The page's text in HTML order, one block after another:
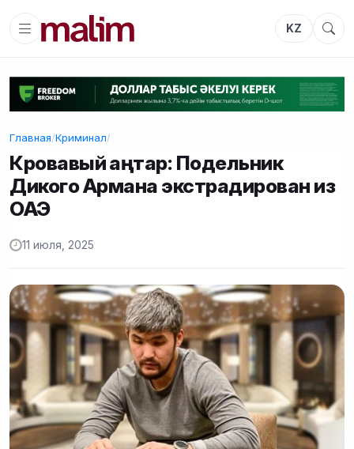
KZ
Главная/Криминал/
Кровавый Қаңтар: Подельник
Дикого Армана экстрадирован из
ОАЭ
11 июля, 2025